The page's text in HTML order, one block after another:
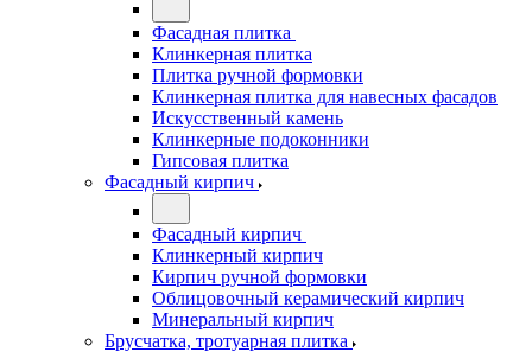
Фасадная плитка
Клинкерная плитка
Плитка ручной формовки
Клинкерная плитка для навесных фасадов
Искусственный камень
Клинкерные подоконники
Гипсовая плитка
Фасадный кирпич
Фасадный кирпич
Клинкерный кирпич
Кирпич ручной формовки
Облицовочный керамический кирпич
Минеральный кирпич
Брусчатка, тротуарная плитка